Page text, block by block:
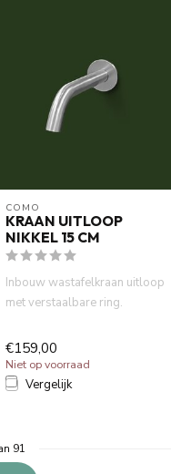
COMO
KRAAN UITLOOP
NIKKEL 15 CM
Inbouw wastafelkraan uitloop
met verstaalbare ring.
€159,00
Niet op voorraad
Vergelijk
91